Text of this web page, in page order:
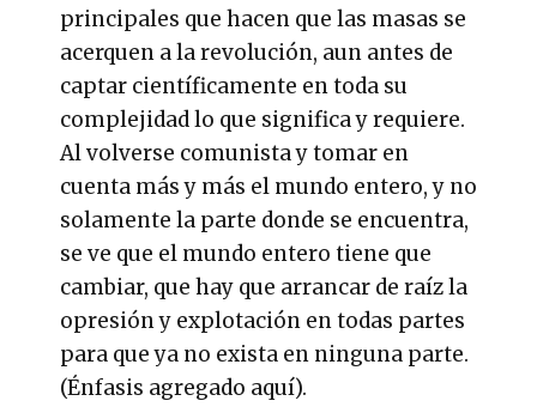
principales que hacen que las masas se
acerquen a la revolución, aun antes de
captar científicamente en toda su
complejidad lo que significa y requiere.
Al volverse comunista y tomar en
cuenta más y más el mundo entero, y no
solamente la parte donde se encuentra,
se ve que el mundo entero tiene que
cambiar, que hay que arrancar de raíz la
opresión y explotación en todas partes
para que ya no exista en ninguna parte.
(Énfasis agregado aquí).